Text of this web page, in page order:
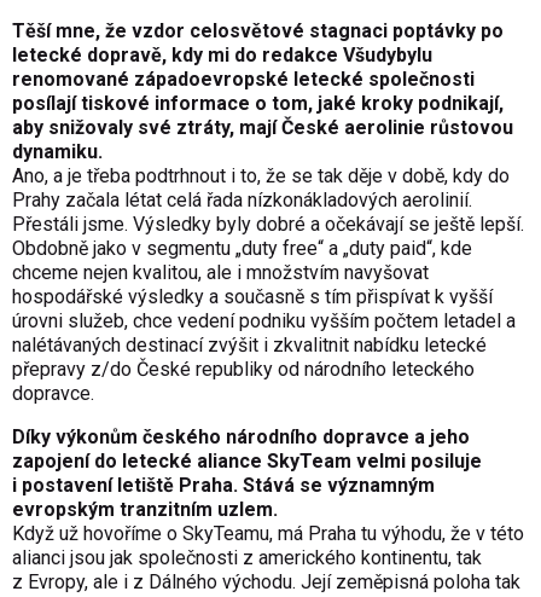
Těší mne, že vzdor celosvětové stagnaci poptávky po
letecké dopravě, kdy mi do redakce Všudybylu
renomované západoevropské letecké společnosti
posílají tiskové informace o tom, jaké kroky podnikají,
aby snižovaly své ztráty, mají České aerolinie růstovou
dynamiku.
Ano, a je třeba podtrhnout i to, že se tak děje v době, kdy do
Prahy začala létat celá řada nízkonákladových aerolinií.
Přestáli jsme. Výsledky byly dobré a očekávají se ještě lepší.
Obdobně jako v segmentu „duty free“ a „duty paid“, kde
chceme nejen kvalitou, ale i množstvím navyšovat
hospodářské výsledky a současně s tím přispívat k vyšší
úrovni služeb, chce vedení podniku vyšším počtem letadel a
nalétávaných destinací zvýšit i zkvalitnit nabídku letecké
přepravy z/do České republiky od národního leteckého
dopravce.
Díky výkonům českého národního dopravce a jeho
zapojení do letecké aliance SkyTeam velmi posiluje
i postavení letiště Praha. Stává se významným
evropským tranzitním uzlem.
Když už hovoříme o SkyTeamu, má Praha tu výhodu, že v této
alianci jsou jak společnosti z amerického kontinentu, tak
z Evropy, ale i z Dálného východu. Její zeměpisná poloha tak